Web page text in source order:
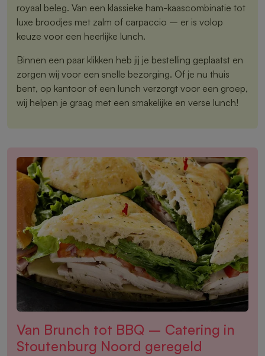
royaal beleg. Van een klassieke ham-kaascombinatie tot
luxe broodjes met zalm of carpaccio – er is volop
keuze voor een heerlijke lunch.
Binnen een paar klikken heb jij je bestelling geplaatst en
zorgen wij voor een snelle bezorging. Of je nu thuis
bent, op kantoor of een lunch verzorgt voor een groep,
wij helpen je graag met een smakelijke en verse lunch!
Van Brunch tot BBQ – Catering in
Stoutenburg Noord geregeld